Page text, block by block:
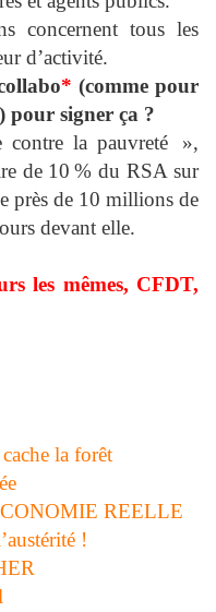
concernent tous les
d’activité.
* (comme pour
) pour signer ça ?
la pauvreté »,
de 10 % du RSA sur
près de 10 millions de
devant elle.
les mêmes, CFDT,
la forêt
REELLE
!